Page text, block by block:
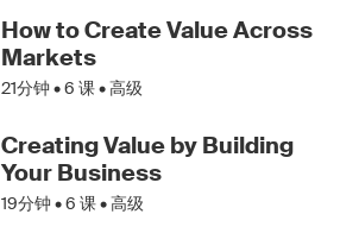
How to Create Value Across
Markets
21分钟 •6 课 • 高级
Creating Value by Building
Your Business
19分钟 •6 课 • 高级